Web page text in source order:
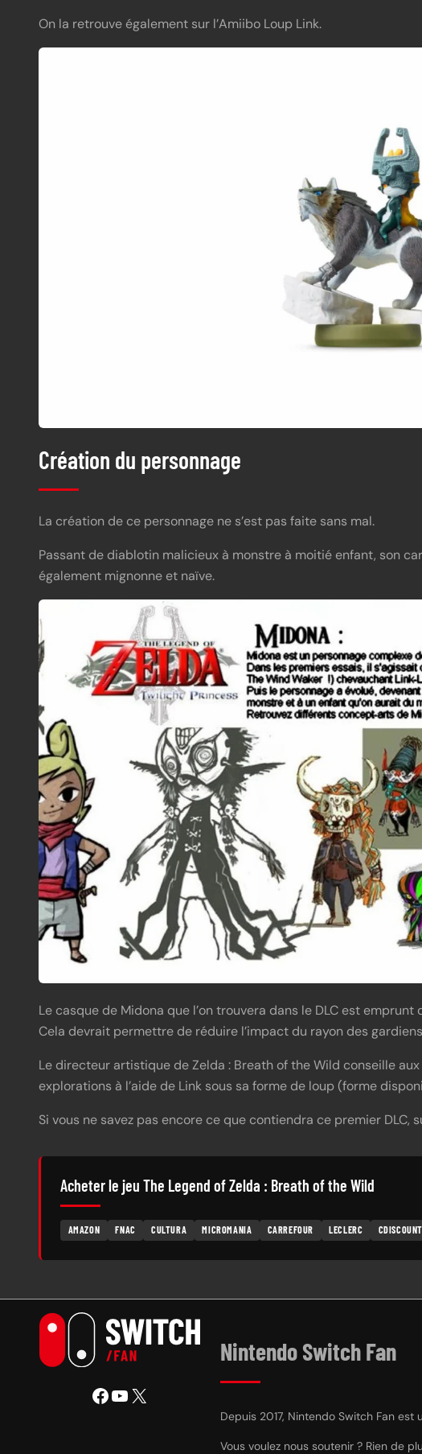
On la retrouve également sur l’Amiibo Loup Link.
Création du personnage
La création de ce personnage ne s’est pas faite sans mal.
Passant de diablotin malicieux à monstre à moitié enfant, son
également mignonne et naïve.
Le casque de Midona que l’on trouvera dans le DLC est emprunt
Cela devrait permettre de réduire l’impact du rayon des
Le directeur artistique de Zelda : Breath of the Wild conseille
explorations à l’aide de Link sous sa forme de loup (forme
Si vous ne savez pas encore ce que contiendra ce premier DLC,
Acheter le jeu The Legend of Zelda : Breath of the Wild
AMAZON FNAC CULTURA MICROMANIA CARREFOUR LECLERC CDISCOUNT
Facebook YouTube X
Nintendo Switch Fan
Depuis 2017, Nintendo Switch Fan est
Vous voulez nous soutenir ? Rien de